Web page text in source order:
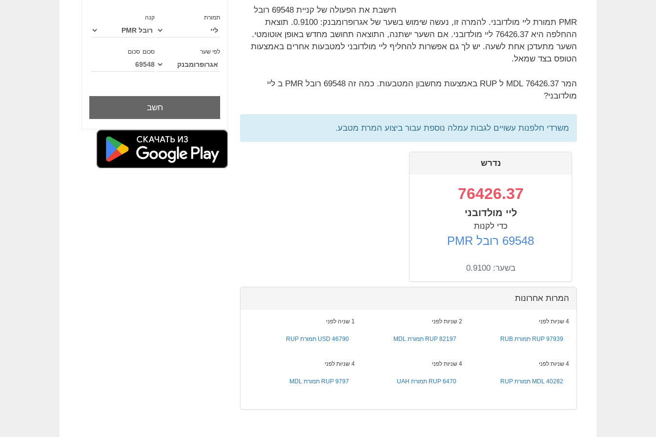
חישבת את הפעולה של קניית 69548 רובל
PMR תמורת ליי מולדובני. להמרה זו, נעשה שימוש בשער של אגרופרומבנק: 0.9100. תוצאת
ההחלפה היא 76426.37 ליי מולדובני. אם השער ישתנה, התוצאה תחושב מחדש באופן אוטומטי.
השער מתעדכן אחת לשעה. יש לך גם אפשרות להחליף ליי מולדובני למטבעות אחרים באמצעות
הטופס בצד שמאל.
המר 76426.37 MDL ל RUP באמצעות מחשבון המטבעות. כמה זה 69548 רובל PMR ב ליי
מולדובני?
משרדי חלפנות עשויים לגבות עמלה נוספת עבור ביצוע המרת מטבע.
נדרש
76426.37
ליי מולדובני
כדי לקנות
69548 רובל PMR
בשער:0.9100
המרות אחרונות
1 שניה לפני
46790 USD תמורת RUP
2 שניות לפני
82197 RUP תמורת MDL
4 שניות לפני
97939 RUP תמורת RUB
4 שניות לפני
9797 RUP תמורת MDL
4 שניות לפני
6470 RUP תמורת UAH
4 שניות לפני
40282 MDL תמורת RUP
קנה תמורת
סכום סכום לפי שער